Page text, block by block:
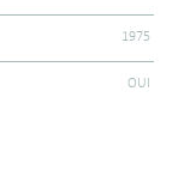
1975
OUI